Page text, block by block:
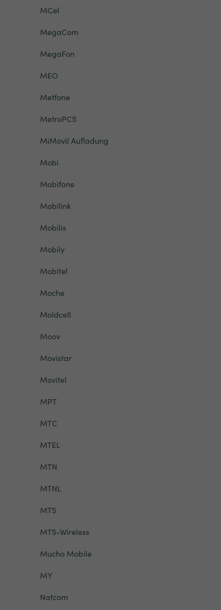
MCel
MegaCom
MegaFon
MEO
Metfone
MetroPCS
MiMovil Aufladung
Mobi
Mobifone
Mobilink
Mobilis
Mobily
Mobitel
Moche
Moldcell
Moov
Movistar
Movitel
MPT
MTC
MTEL
MTN
MTNL
MTS
MTS-Wireless
Mucho Mobile
MY
Natcom